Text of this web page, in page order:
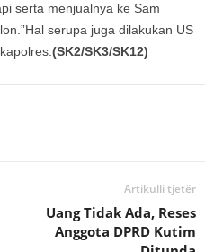
serta menjualnya ke Sam
serupa juga dilakukan US
(SK2/SK3/SK12)
Artikulli tjetër
Uang Tidak Ada, Reses
Anggota DPRD Kutim